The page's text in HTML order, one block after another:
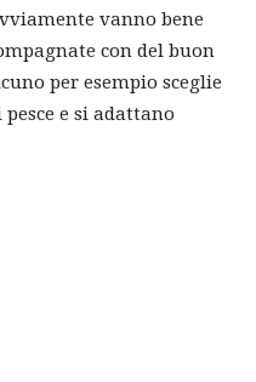
vanno bene
con del buon
per esempio sceglie
e si adattano